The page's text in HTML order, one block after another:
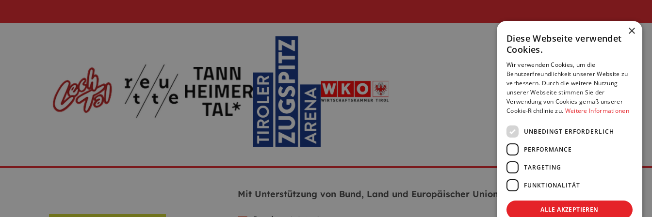
Mit Unterstützung von Bund, Land und Europäischer Union:
×
Diese Webseite verwendet
Cookies.
Wir verwenden Cookies, um die
Benutzerfreundlichkeit unserer Website zu
verbessern. Durch die weitere Nutzung
unserer Webseite stimmen Sie der
Verwendung von Cookies gemäß unserer
Cookie-Richtlinie zu. Weitere Informationen
UNBEDINGT ERFORDERLICH
PERFORMANCE
TARGETING
FUNKTIONALITÄT
ALLE AKZEPTIEREN